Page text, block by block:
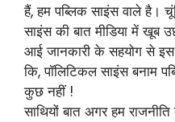
हैं, हम पब्लिक साइंस वाले है।
साइंस की बात मीडिया में खूब
आई जानकारी के सहयोग से
कि, पॉलिटिकल साइंस बनाम
कुछ नहीं !
साथियों बात अगर हम